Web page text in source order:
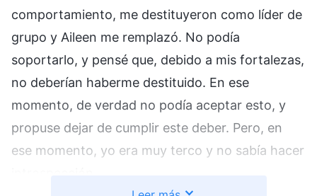
comportamiento, me destituyeron como líder de
grupo y Aileen me remplazó. No podía
soportarlo, y pensé que, debido a mis fortalezas,
no deberían haberme destituido. En ese
momento, de verdad no podía aceptar esto, y
propuse dejar de cumplir este deber. Pero, en
ese momento, yo era muy terco y no sabía hacer